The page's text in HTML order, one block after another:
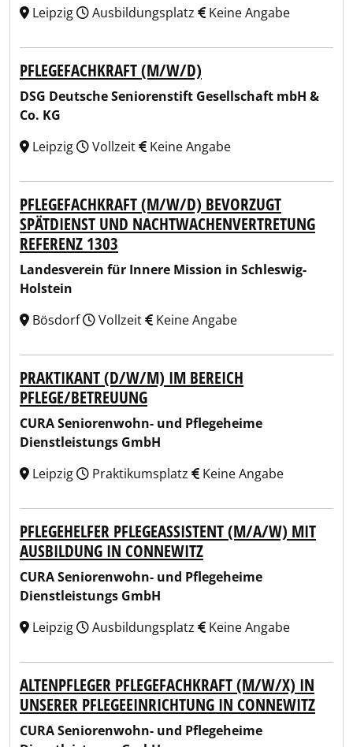
Leipzig
Ausbildungsplatz Keine Angabe
PFLEGEFACHKRAFT (M/W/D)
DSG Deutsche Seniorenstift Gesellschaft mbH &
Co. KG
Leipzig
Vollzeit Keine Angabe
PFLEGEFACHKRAFT (M/W/D) BEVORZUGT
SPÄTDIENST UND NACHTWACHENVERTRETUNG
REFERENZ 1303
Landesverein für Innere Mission in Schleswig-
Holstein
Bösdorf
Vollzeit Keine Angabe
PRAKTIKANT (D/W/M) IM BEREICH
PFLEGE/BETREUUNG
CURA Seniorenwohn- und Pflegeheime
Dienstleistungs GmbH
Leipzig
Praktikumsplatz Keine Angabe
PFLEGEHELFER PFLEGEASSISTENT (M/A/W) MIT
AUSBILDUNG IN CONNEWITZ
CURA Seniorenwohn- und Pflegeheime
Dienstleistungs GmbH
Leipzig
Ausbildungsplatz Keine Angabe
ALTENPFLEGER PFLEGEFACHKRAFT (M/W/X) IN
UNSERER PFLEGEEINRICHTUNG IN CONNEWITZ
CURA Seniorenwohn- und Pflegeheime